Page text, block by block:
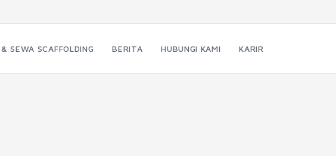
SEWA SCAFFOLDING BERITA HUBUNGI KAMI KARIR